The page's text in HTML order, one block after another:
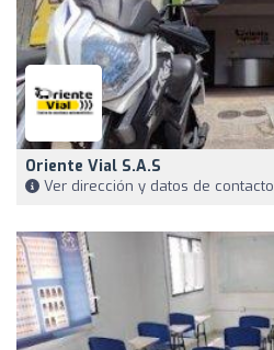
Oriente Vial S.A.S
Ver dirección y datos de contacto